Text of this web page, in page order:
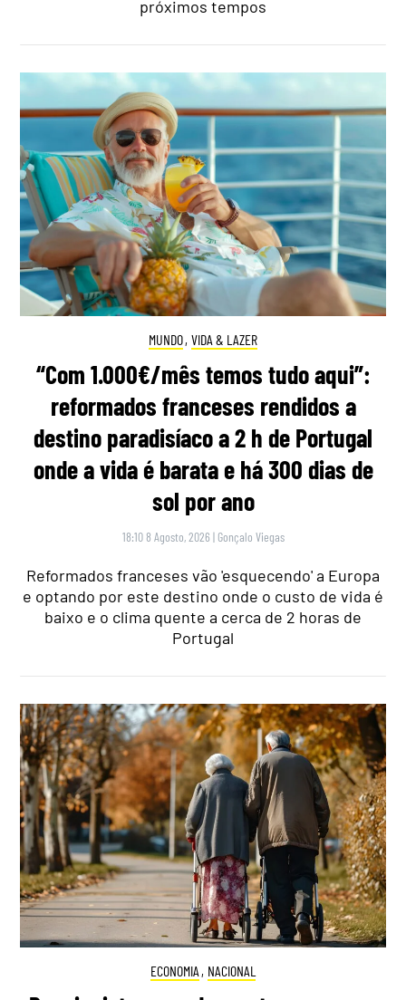
próximos tempos
MUNDO, VIDA & LAZER
“Com 1.000€/mês temos tudo aqui”:
reformados franceses rendidos a
destino paradisíaco a 2 h de Portugal
onde a vida é barata e há 300 dias de
sol por ano
18:10 8 Agosto, 2026 | Gonçalo Viegas
Reformados franceses vão 'esquecendo' a Europa
e optando por este destino onde o custo de vida é
baixo e o clima quente a cerca de 2 horas de
Portugal
ECONOMIA , NACIONAL